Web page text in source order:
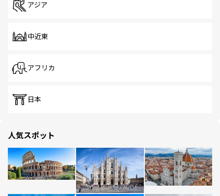
アジア
中近東
アフリカ
日本
人気スポット